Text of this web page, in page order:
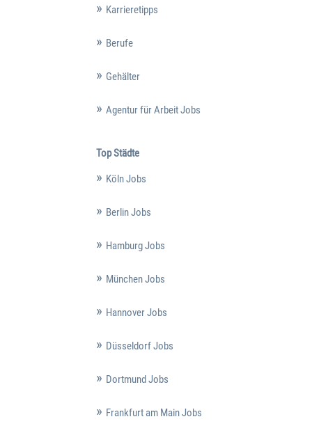
Karrieretipps
Berufe
Gehälter
Agentur für Arbeit Jobs
Top Städte
Köln Jobs
Berlin Jobs
Hamburg Jobs
München Jobs
Hannover Jobs
Düsseldorf Jobs
Dortmund Jobs
Frankfurt am Main Jobs